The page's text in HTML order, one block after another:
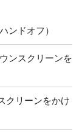
ンドオフ）
ンスクリーンを
クリーンをかけ